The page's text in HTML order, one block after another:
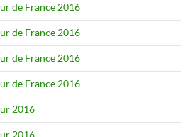
de France 2016
de France 2016
de France 2016
de France 2016
2016
2016